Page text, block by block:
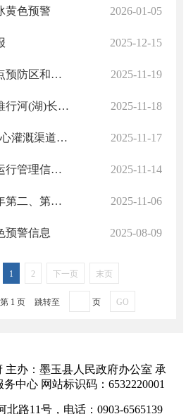
2026-01-05
黄色预警
2025-12-15
2025-11-19
墨玉县水土流失重点预防区和重点治理区两区划分表
2025-11-18
墨玉县2025年全面推行河(湖)长制工作落实情况
2025-11-17
提前7天！墨玉县核心灌溉渠道完工 为万亩农田冬灌保驾护航
2025-11-14
【水利工程建设与运行管理信息】墨玉县北部防沙治沙水源工程（一期）全速推进 生态民生双向赋能
2025-11-06
墨玉县水利局2025年第二、第三季度开展安全生产隐患排查情况
2025-08-09
预警信息
1 2 下一页 末页
1 页 跳转至 页 GO
主办：墨玉县人民政府办公室 承
中心 网站标识码：6532220001
路11号，电话：0903-6565139